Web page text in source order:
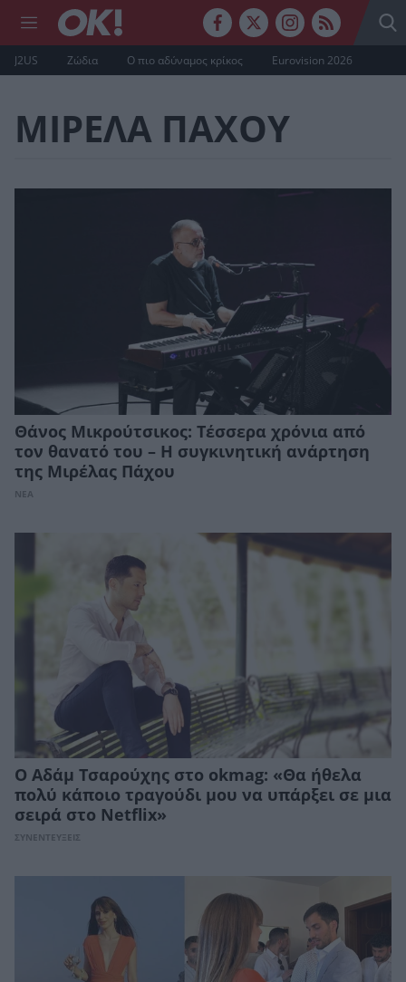
J2US Ζώδια Ο πιο αδύναμος κρίκος Eurovision 2026
ΜΙΡΕΛΑ ΠΑΧΟΥ
Θάνος Μικρούτσικος: Τέσσερα χρόνια από
τον θανατό του – Η συγκινητική ανάρτηση
της Μιρέλας Πάχου
ΝΕΑ
Ο Αδάμ Τσαρούχης στο okmag: «Θα ήθελα
πολύ κάποιο τραγούδι μου να υπάρξει σε μια
σειρά στο Netflix»
ΣΥΝΕΝΤΕΥΞΕΙΣ